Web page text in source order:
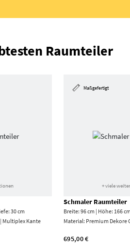
Raumteiler
30 cm
Multiplex Kante
Maßgefertigt
+ viele
Schmaler Raumteiler
Breite: 96 cm | Höhe: 166
Material: Premium Dekore
695,00 €